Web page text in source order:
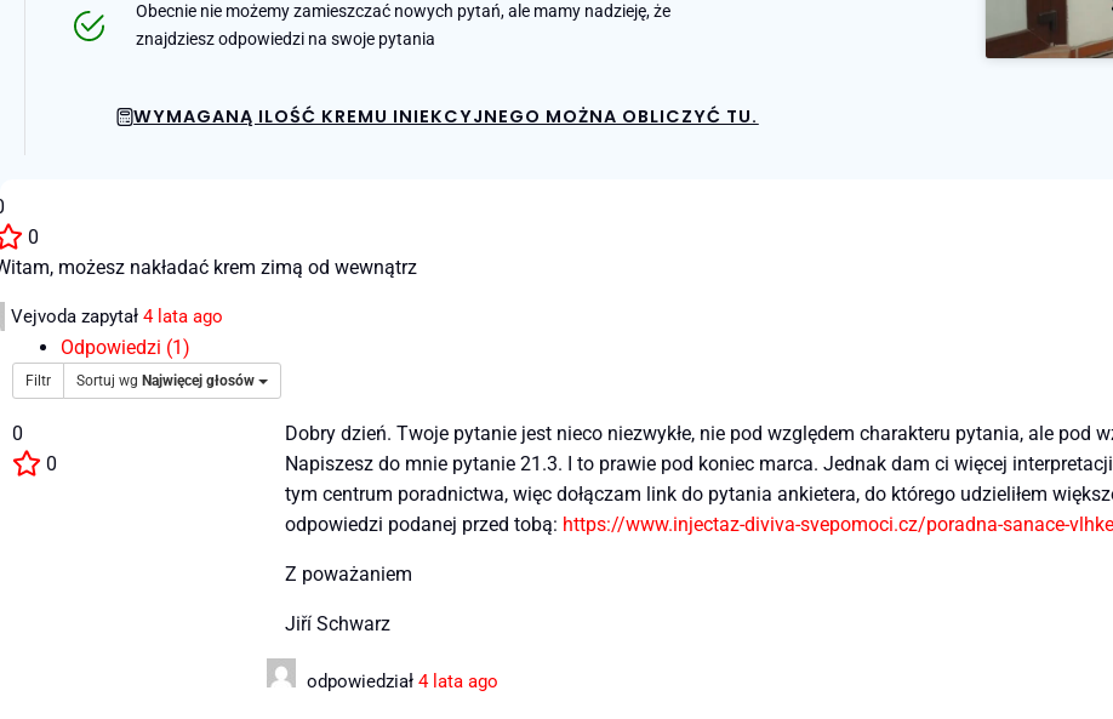
Obecnie nie możemy zamieszczać nowych pytań, ale mamy nadzieję, że
znajdziesz odpowiedzi na swoje pytania
WYMAGANĄ ILOŚĆ KREMU INIEKCYJNEGO MOŻNA OBLICZYĆ TU.
0
możesz nakładać krem ​​zimą od wewnątrz
Vejvoda zapytał 4 lata ago
Odpowiedzi (1)
Filtr Sortuj wg Najwięcej głosów
0
0
Dobry dzień. Twoje pytanie jest nieco niezwykłe, nie pod względem charakteru pytania, ale pod
Napiszesz do mnie pytanie 21.3. I to prawie pod koniec marca. Jednak dam ci więcej
tym centrum poradnictwa, więc dołączam link do pytania ankietera, do którego udzieliłem
odpowiedzi podanej przed tobą: https://www.injectaz-diviva-svepomoci.cz/poradna-sanace-
Z poważaniem
Jiří Schwarz
odpowiedział 4 lata ago